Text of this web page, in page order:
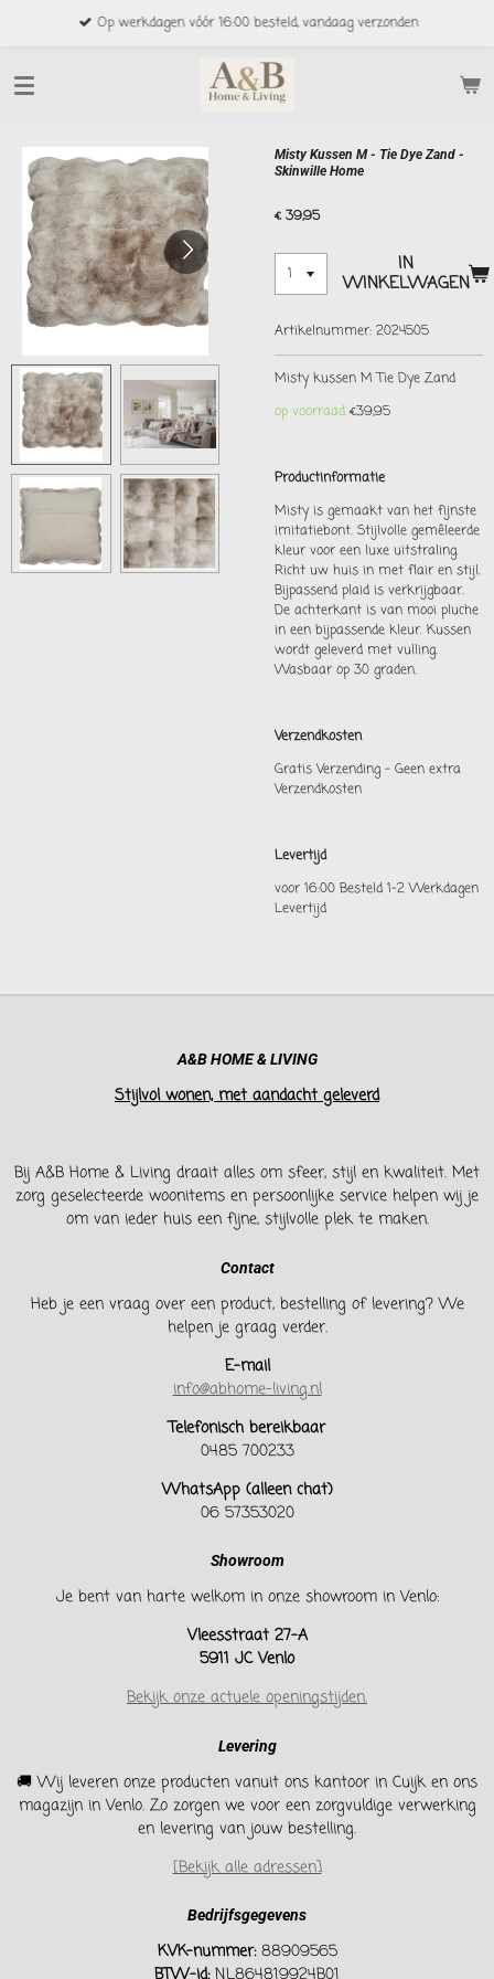
de
hoofdinhoud
Op werkdagen vóór 16:00 besteld, vandaag verzonden
Misty Kussen M - Tie Dye Zand -
Skinwille Home
€ 39,95
IN
WINKELWAGEN
Artikelnummer: 2024505
Misty kussen M Tie Dye Zand
op voorraad €39,95
Productinformatie
Misty is gemaakt van het fijnste
imitatiebont. Stijlvolle gemêleerde
kleur voor een luxe uitstraling.
Richt uw huis in met flair en stijl.
Bijpassend plaid is verkrijgbaar.
De achterkant is van mooi pluche
in een bijpassende kleur. Kussen
wordt geleverd met vulling.
Wasbaar op 30 graden.
Verzendkosten
Gratis Verzending - Geen extra
Verzendkosten
Levertijd
voor 16:00 Besteld 1-2 Werkdagen
Levertijd
A&B HOME & LIVING
Stijlvol wonen, met aandacht geleverd
Bij A&B Home & Living draait alles om sfeer, stijl en kwaliteit. Met
zorg geselecteerde woonitems en persoonlijke service helpen wij je
om van ieder huis een fijne, stijlvolle plek te maken.
Contact
Heb je een vraag over een product, bestelling of levering? We
helpen je graag verder.
E-mail
info@abhome-living.nl
Telefonisch bereikbaar
0485 700233
WhatsApp (alleen chat)
06 57353020
Showroom
Je bent van harte welkom in onze showroom in Venlo:
Vleesstraat 27-A
5911 JC Venlo
Bekijk onze actuele openingstijden.
Levering
🚚 Wij leveren onze producten vanuit ons kantoor in Cuijk en ons
magazijn in Venlo. Zo zorgen we voor een zorgvuldige verwerking
en levering van jouw bestelling.
[Bekijk alle adressen]
Bedrijfsgegevens
KVK-nummer:88909565